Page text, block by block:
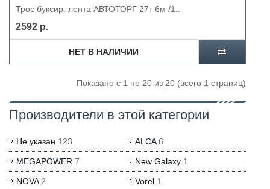
Трос буксир. лента АВТОТОРГ 27т 6м /1..
2592 р.
НЕТ В НАЛИЧИИ
Показано с 1 по 20 из 20 (всего 1 страниц)
Производители в этой категории
Не указан 123 ALCA6
MEGAPOWER 7 New Galaxy1
NOVA2 Vorel1